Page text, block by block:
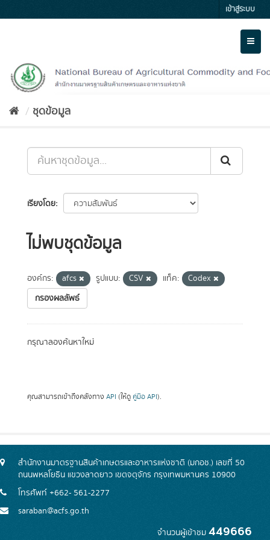
to
เข้าสู่ระบบ
ชุดข้อมูล
เรียงโดย
ไม่พบชุดข้อมูล
องค์กร: afcs รูปแบบ: CSV แท็ค:
Codex
กรองผลลัพธ์
กรุณาลองค้นหาใหม่
คุณสามารถเข้าถึงคลังทาง API (ให้ดู คู่มือ API).
สำนักงานมาตรฐานสินค้าเกษตรและอาหารแห่งชาติ (มกอช.) เลขที่ 50
ถนนพหลโยธิน แขวงลาดยาว เขตจตุจักร กรุงเทพมหานคร 10900
โทรศัพท์ +662- 561-2277
saraban@acfs.go.th
จำนวนผู้เข้าชม 449666